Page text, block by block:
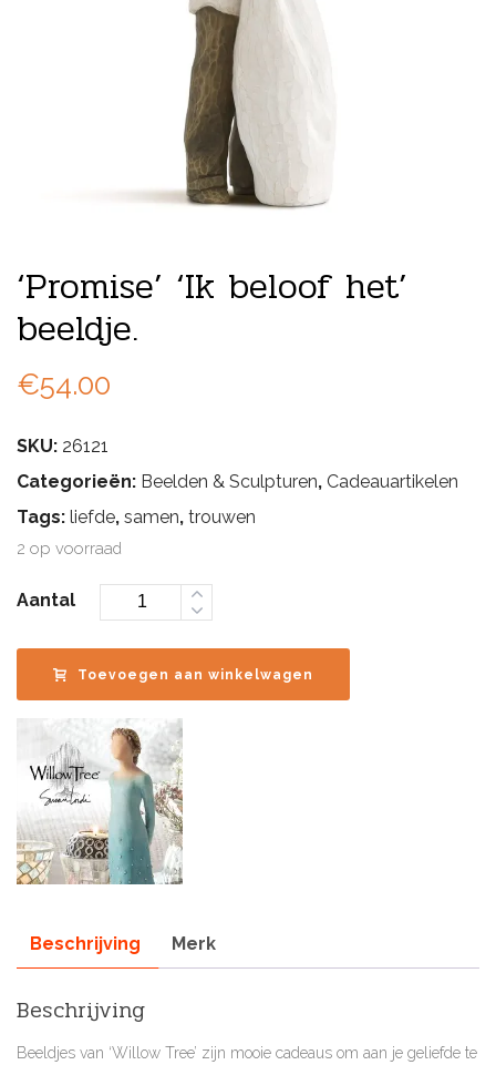
‘Promise’ ‘Ik beloof het’
beeldje.
€54.00
SKU: 26121
Categorieën: Beelden & Sculpturen, Cadeauartikelen
Tags: liefde, samen, trouwen
2 op voorraad
Aantal
Toevoegen aan winkelwagen
Beschrijving Merk
Beschrijving
Beeldjes van ‘Willow Tree’ zijn mooie cadeaus om aan je geliefde te